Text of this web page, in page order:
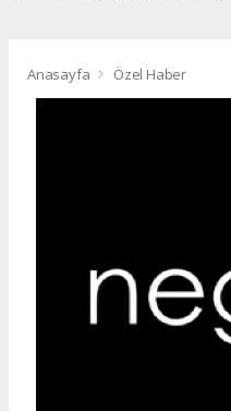
Anasayfa Özel Haber